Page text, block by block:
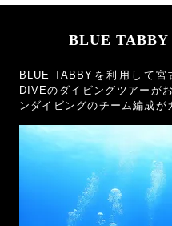
BLUE TABBY
BLUE TABBYを利用して
DIVEのダイビングツアーが
ンダイビングのチーム編成が
できます！